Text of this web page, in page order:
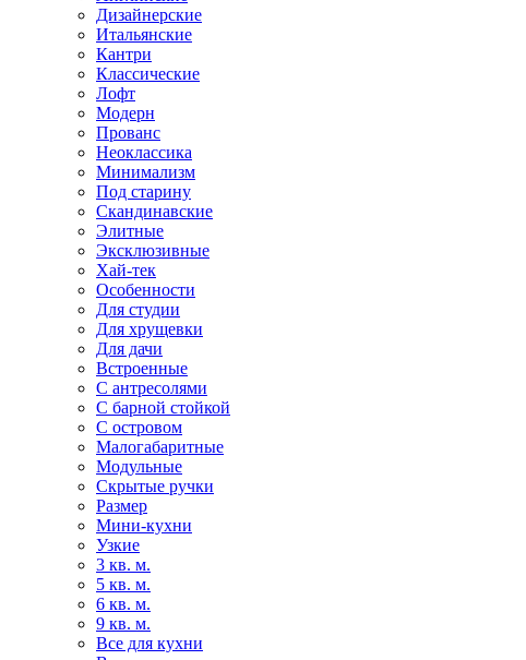
Дизайнерские
Итальянские
Кантри
Классические
Лофт
Модерн
Прованс
Неоклассика
Минимализм
Под старину
Скандинавские
Элитные
Эксклюзивные
Хай-тек
Особенности
Для студии
Для хрущевки
Для дачи
Встроенные
С антресолями
С барной стойкой
С островом
Малогабаритные
Модульные
Скрытые ручки
Размер
Мини-кухни
Узкие
3 кв. м.
5 кв. м.
6 кв. м.
9 кв. м.
Все для кухни